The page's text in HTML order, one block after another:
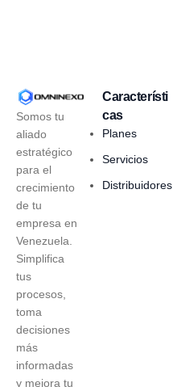
Somos tu
aliado
estratégico
para el
crecimiento
de tu
empresa en
Venezuela.
Simplifica
tus
procesos,
toma
decisiones
más
informadas
y mejora tu
Característi
cas
Planes
Servicios
Distribuidores